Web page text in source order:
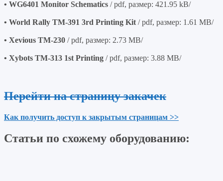
• WG6401 Monitor Schematics / pdf, размер: 421.95 kB/
• World Rally TM-391 3rd Printing Kit/ pdf, размер: 1.61 MB/
• Xevious TM-230 / pdf, размер: 2.73 MB/
• Xybots TM-313 1st Printing / pdf, размер: 3.88 MB/
Перейти на страницу закачек
Как получить доступ к закрытым страницам >>
Статьи по схожему оборудованию: